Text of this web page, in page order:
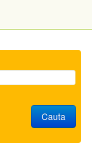
Cauta